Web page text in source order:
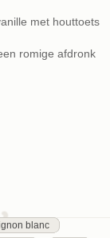
met houttoets
romige afdronk
blanc